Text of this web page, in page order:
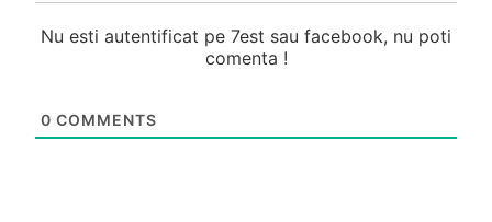
Nu esti autentificat pe 7est sau facebook, nu poti
comenta !
0 COMMENTS